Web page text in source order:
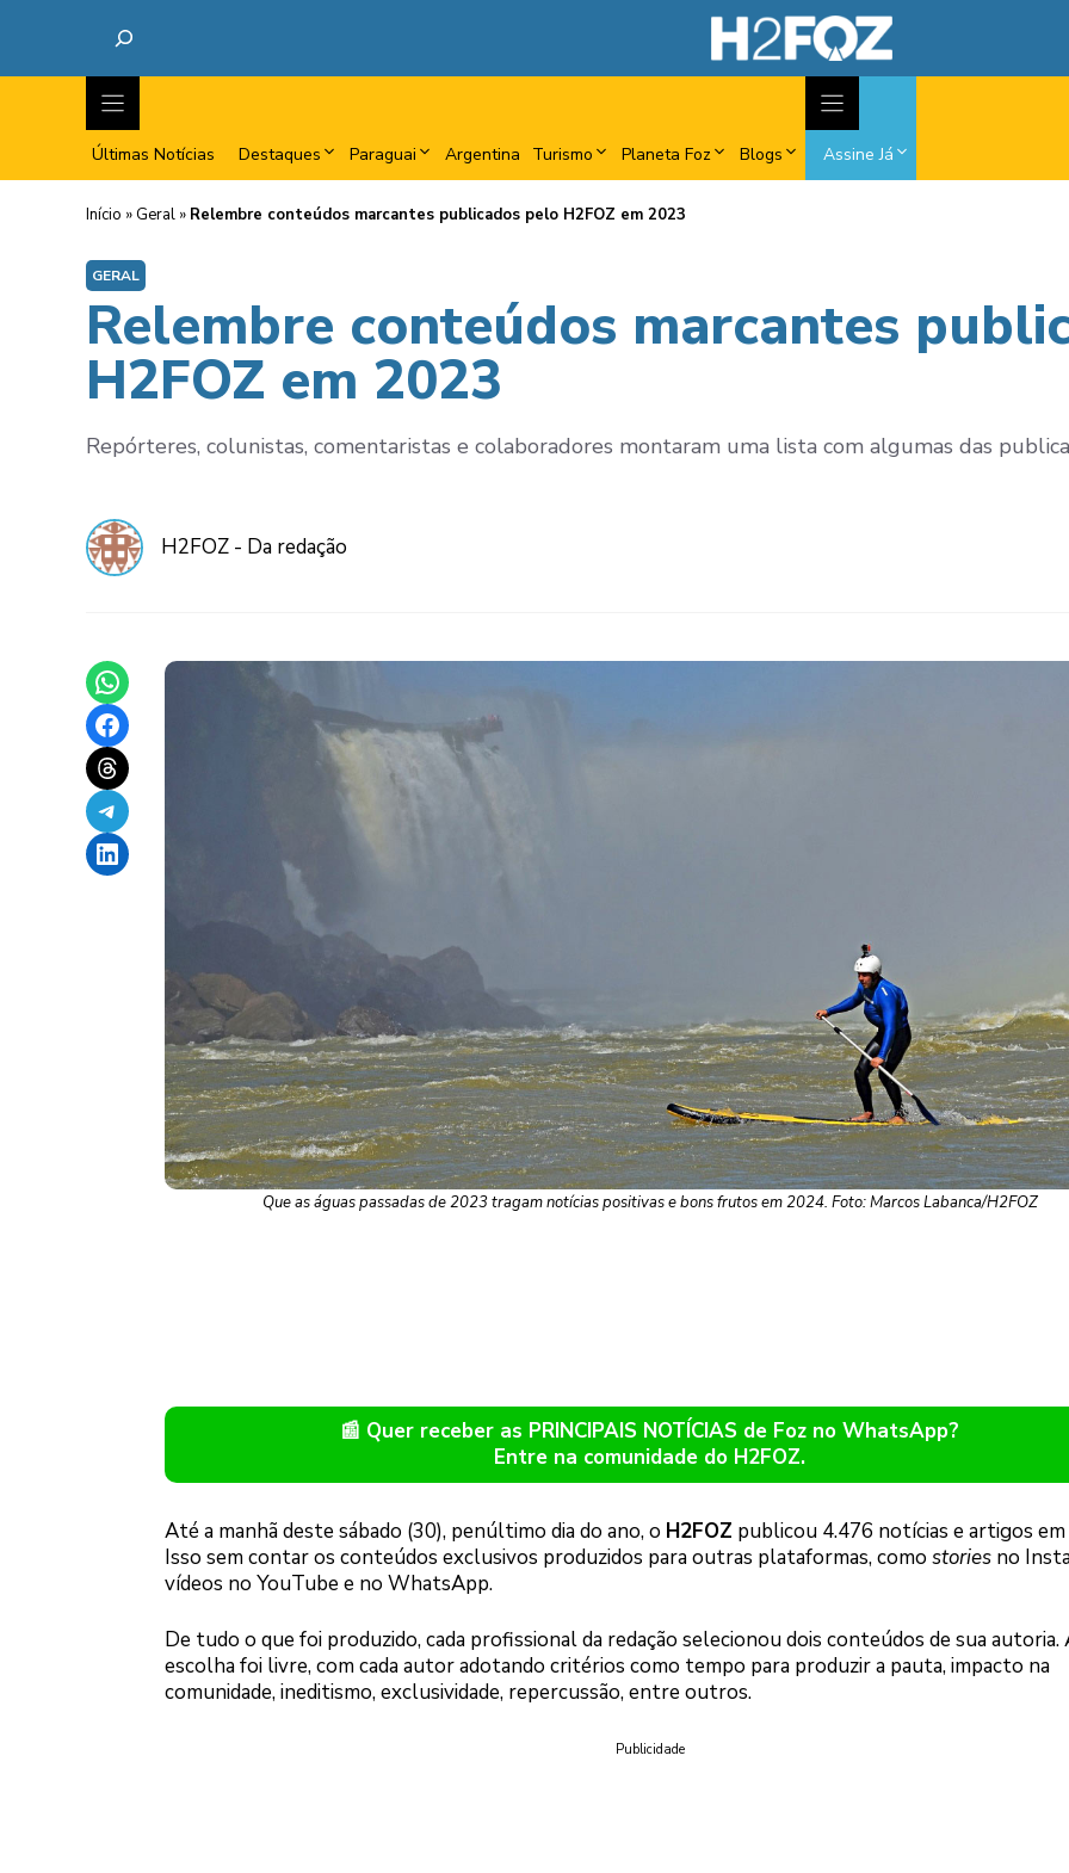
Últimas Notícias Destaques Paraguai Argentina Turismo Planeta Foz Blogs Assine Já
Início » Geral » Relembre conteúdos marcantes publicados pelo H2FOZ em 2023
GERAL
Relembre conteúdos marcantes
H2FOZ em 2023
Repórteres, colunistas, comentaristas e colaboradores montaram uma lista com algumas das
H2FOZ - Da redação
Share on WhatsApp
Share on Facebook
Share on Threads
Share on Telegram
Share on LinkedIn
Que as águas passadas de 2023 tragam notícias positivas e bons frutos em 2024. Foto: Marcos Labanca/H2FOZ
📰 Quer receber as PRINCIPAIS NOTÍCIAS de Foz no WhatsApp?
Entre na comunidade do H2FOZ.
Até a manhã deste sábado (30), penúltimo dia do ano, o H2FOZ publicou 4.476 notícias e artigos
Isso sem contar os conteúdos exclusivos produzidos para outras plataformas, como storiesno
vídeos no YouTube e no WhatsApp.
De tudo o que foi produzido, cada profissional da redação selecionou dois conteúdos de sua autoria.
escolha foi livre, com cada autor adotando critérios como tempo para produzir a pauta, impacto na
comunidade, ineditismo, exclusividade, repercussão, entre outros.
Publicidade